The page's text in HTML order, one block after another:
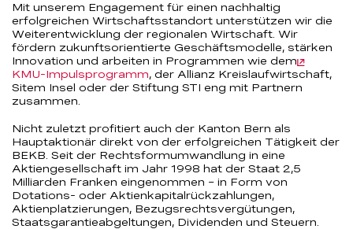
Mit unserem Engagement für einen nachhaltig
erfolgreichen Wirtschaftsstandort unterstützen wir die
Weiterentwicklung der regionalen Wirtschaft. Wir
fördern zukunftsorientierte Geschäftsmodelle, stärken
Innovation und arbeiten in Programmen wie dem
KMU-Impulsprogramm, der Allianz Kreislaufwirtschaft,
Sitem Insel oder der Stiftung STI eng mit Partnern
zusammen.
Nicht zuletzt profitiert auch der Kanton Bern als
Hauptaktionär direkt von der erfolgreichen Tätigkeit der
BEKB. Seit der Rechtsformumwandlung in eine
Aktiengesellschaft im Jahr 1998 hat der Staat 2,5
Milliarden Franken eingenommen – in Form von
Dotations- oder Aktienkapitalrückzahlungen,
Aktienplatzierungen, Bezugsrechtsvergütungen,
Staatsgarantieabgeltungen, Dividenden und Steuern.